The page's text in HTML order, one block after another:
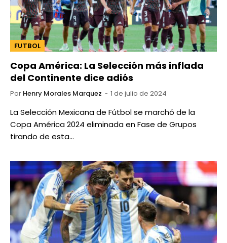
FUTBOL
Copa América: La Selección más inflada
del Continente dice adiós
Por Henry Morales Marquez 1 de julio de 2024
La Selección Mexicana de Fútbol se marchó de la
Copa América 2024 eliminada en Fase de Grupos
tirando de esta…